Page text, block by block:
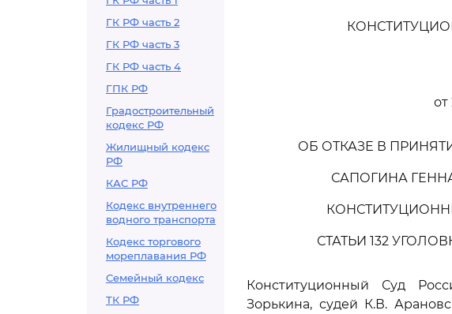
ГК РФ часть 2
ГК РФ часть 3
ГК РФ часть 4
ГПК РФ
Градостроительный
кодекс РФ
Жилищный кодекс
РФ
КАС РФ
Кодекс внутреннего
водного транспорта
Кодекс торгового
мореплавания РФ
Семейный кодекс
ТК РФ
от
ОБ ОТКАЗЕ В
САПОГИНА
СТАТЬИ 132
Конституционный Суд
Зорькина, судей К.В.